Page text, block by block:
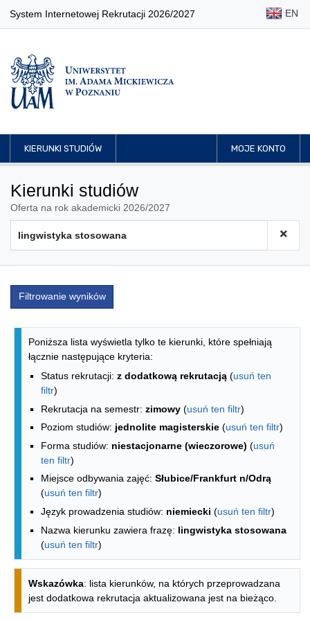
System Internetowej Rekrutacji 2026/2027 EN
KIERUNKI STUDIÓW MOJE KONTO
Kierunki studiów
Oferta na rok akademicki 2026/2027
Filtrowanie wyników
Lista kierunków - spis według
Poniższa lista wyświetla tylko te kierunki, które spełniają
łącznie następujące kryteria:
Status rekrutacji: z dodatkową rekrutacją (usuń ten
filtr)
Rekrutacja na semestr: zimowy (usuń ten filtr)
Poziom studiów: jednolite magisterskie (usuń ten filtr)
Forma studiów: niestacjonarne (wieczorowe) (usuń
ten filtr)
Miejsce odbywania zajęć: Słubice/Frankfurt n/Odrą
(usuń ten filtr)
Język prowadzenia studiów: niemiecki (usuń ten filtr)
Nazwa kierunku zawiera frazę: lingwistyka stosowana
(usuń ten filtr)
Wskazówka: lista kierunków, na których przeprowadzana
jest dodatkowa rekrutacja aktualizowana jest na bieżąco.